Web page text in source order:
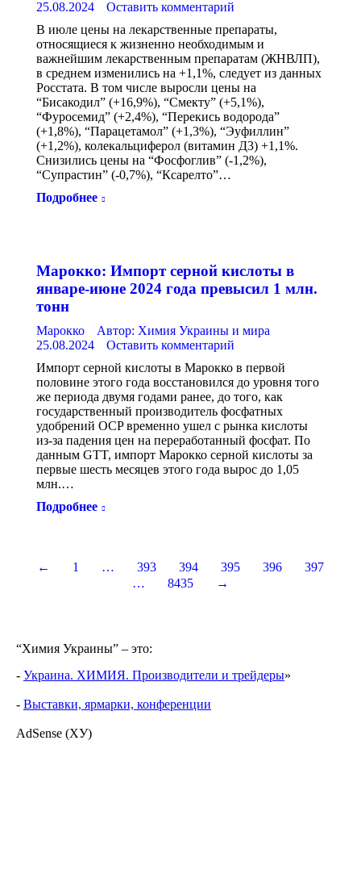
25.08.2024
Оставить комментарий
В июле цены на лекарственные препараты,
относящиеся к жизненно необходимым и
важнейшим лекарственным препаратам (ЖНВЛП),
в среднем изменились на +1,1%, следует из данных
Росстата. В том числе выросли цены на
“Бисакодил” (+16,9%), “Смекту” (+5,1%),
“Фуросемид” (+2,4%), “Перекись водорода”
(+1,8%), “Парацетамол” (+1,3%), “Эуфиллин”
(+1,2%), колекальциферол (витамин Д3) +1,1%.
Снизились цены на “Фосфоглив” (-1,2%),
“Супрастин” (-0,7%), “Ксарелто”…
Подробнее
Марокко: Импорт серной кислоты в
январе-июне 2024 года превысил 1 млн.
тонн
Марокко Автор: Химия Украины и мира
25.08.2024
Оставить комментарий
Импорт серной кислоты в Марокко в первой
половине этого года восстановился до уровня того
же периода двумя годами ранее, до того, как
государственный производитель фосфатных
удобрений OCP временно ушел с рынка кислоты
из-за падения цен на переработанный фосфат. По
данным GTT, импорт Марокко серной кислоты за
первые шесть месяцев этого года вырос до 1,05
млн.…
Подробнее
← 1 … 393 394 395 396
397
…
8435 →
“Химия Украины” – это:
- Украина. ХИМИЯ. Производители и трейдеры»
- Выставки, ярмарки, конференции
AdSense (ХУ)